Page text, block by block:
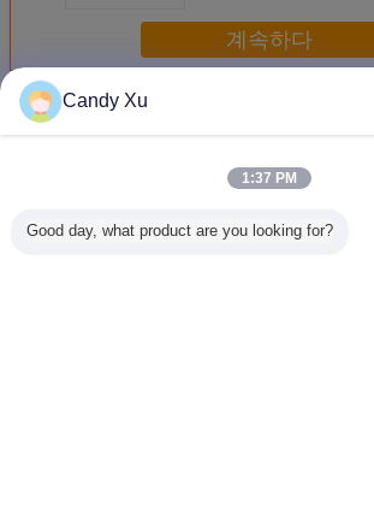
계속하다
더 많은 것RGB LED 스크린
진짜 화소 10000
고성능 RGB는 버
Candy Xu
1:37 PM
Good day, what product are you looking for?